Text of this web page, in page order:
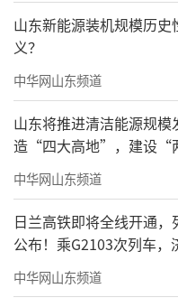
山东新能源装机规模历
义？
中华网山东频道
山东将推进清洁能源规
造“四大高地”，建设“
中华网山东频道
日兰高铁即将全线开通
公布！乘G2103次列车，
时到达
中华网山东频道